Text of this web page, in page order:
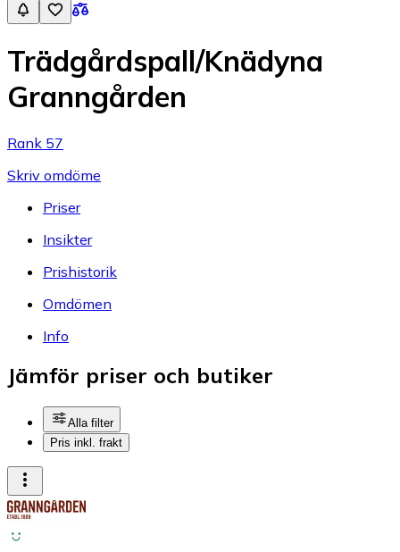
Trädgårdspall/Knädyna
Granngården
Rank 57
Skriv omdöme
Priser
Insikter
Prishistorik
Omdömen
Info
Jämför priser och butiker
Alla filter
Pris inkl. frakt